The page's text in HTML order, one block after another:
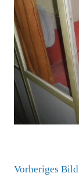
Vorheriges Bild